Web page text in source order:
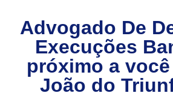
Advogado De
Execuções
próximo a você
João do